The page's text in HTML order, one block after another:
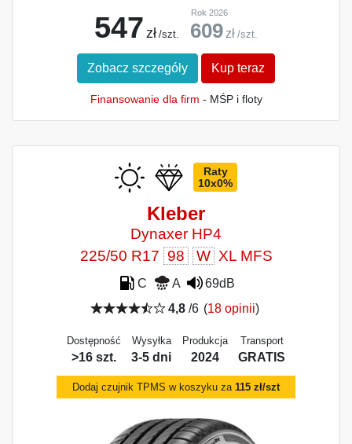
547 zł /szt.
Rok 2026
609 zł /szt.
Zobacz szczegóły Kup teraz
Finansowanie dla firm - MŚP i floty
Raty
10x0%
Kleber
Dynaxer HP4
225/50 R17 98 W XL MFS
C A
69dB
4,8/6 (18 opinii)
Dostępność
>16 szt.
Wysyłka
3-5 dni
Produkcja
2024
Transport
GRATIS
Dodaj czujnik TPMS w koszyku za 115 zł/szt